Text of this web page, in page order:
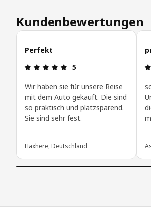
Kundenbewertungen
Kundenbewertungen überspringen
Perfekt
Bewertung: 5 von 5
5
Wir haben sie für unsere Reise
mit dem Auto gekauft. Die sind
so praktisch und platzsparend.
Sie sind sehr fest.
Haxhere, Deutschland